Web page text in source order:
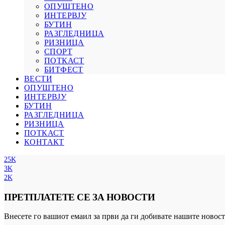
ОПУШТЕНО
ИНТЕРВЈУ
БУТИН
РАЗГЛЕДНИЦА
РИЗНИЦА
СПОРТ
ПОТКАСТ
БИТФЕСТ
ВЕСТИ
ОПУШТЕНО
ИНТЕРВЈУ
БУТИН
РАЗГЛЕДНИЦА
РИЗНИЦА
ПОТКАСТ
КОНТАКТ
25K
3K
2K
ПРЕТПЛАТЕТЕ СЕ ЗА НОВОСТИ
Внесете го вашиот емаил за први да ги добивате нашите